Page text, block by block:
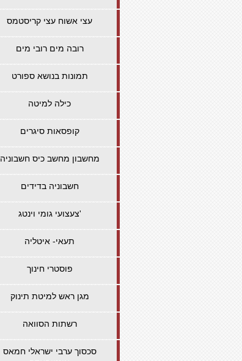
עצי אשוח עצי קריסטמס
רובה מים רובי מים
תמונות בנושא ספורט
כילה למיטה
קופסאות סיגרים
מחשבון מחשב כיס חשבוניה
חשבוניה בדידים
צעצועי גומי וינטג'
תעאי- איטליה
פוסטרי חינוך
מגן ראש למיטת תינוק
רשתות הסוואה
סכסוך ערבי ישראלי חמאס